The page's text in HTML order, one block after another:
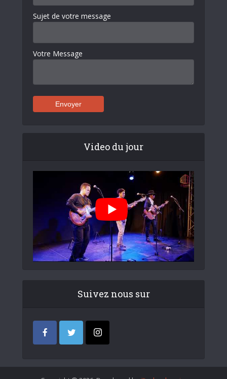
Sujet de votre message
Votre Message
Video du jour
Suivez nous sur